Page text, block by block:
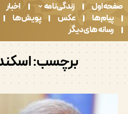
زندگی نامه اخبار
ها
عکس پویش ها حرف
های دیگر
برچسب:اسکندر